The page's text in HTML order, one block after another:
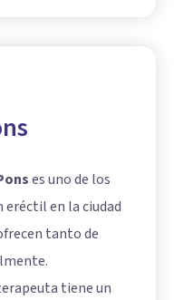
es uno de los
eréctil en la ciudad
tanto de
tiene un